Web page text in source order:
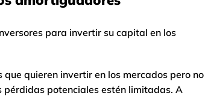
para invertir su capital en los
quieren invertir en los mercados pero no
pérdidas potenciales estén limitadas. A